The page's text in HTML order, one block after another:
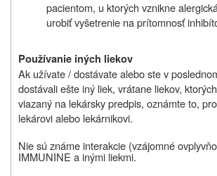
pacientom, u ktorých vznikne
urobiť vyšetrenie na prítomnosť
Používanie iných liekov
Ak užívate / dostávate alebo ste v
dostávali ešte iný liek, vrátane liekov,
viazaný na lekársky predpis, oznámte to,
lekárovi alebo lekárnikovi.
Nie sú známe interakcie (vzájomné
IMMUNINE a inými liekmi.